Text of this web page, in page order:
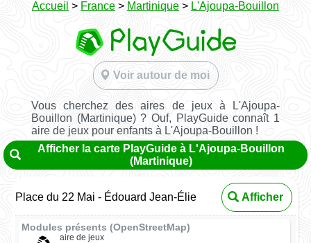
Accueil > France > Martinique > L'Ajoupa-Bouillon
Voir autour de moi
Vous cherchez des aires de jeux à L'Ajoupa-
Bouillon (Martinique) ? Ouf, PlayGuide connaît 1
aire de jeux pour enfants à L'Ajoupa-Bouillon !
Afficher la carte PlayGuide à L'Ajoupa-Bouillon
(Martinique)
Place du 22 Mai - Édouard Jean-Élie Afficher
Modules présents (OpenStreetMap)
aire de jeux